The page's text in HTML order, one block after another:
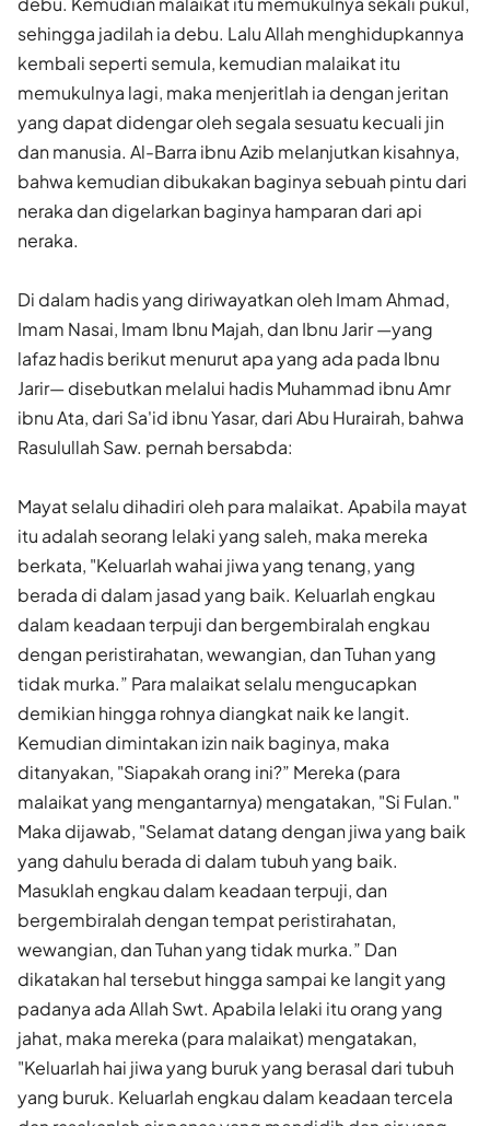
sehingga jadilah ia debu. Lalu Allah menghidupkannya
kembali seperti semula, kemudian malaikat itu
memukulnya lagi, maka menjeritlah ia dengan jeritan
yang dapat didengar oleh segala sesuatu kecuali jin
dan manusia. Al-Barra ibnu Azib melanjutkan kisahnya,
bahwa kemudian dibukakan baginya sebuah pintu dari
neraka dan digelarkan baginya hamparan dari api
neraka.
Di dalam hadis yang diriwayatkan oleh Imam Ahmad,
Imam Nasai, Imam Ibnu Majah, dan Ibnu Jarir —yang
lafaz hadis berikut menurut apa yang ada pada Ibnu
Jarir— disebutkan melalui hadis Muhammad ibnu Amr
ibnu Ata, dari Sa'id ibnu Yasar, dari Abu Hurairah, bahwa
Rasulullah Saw. pernah bersabda:
Mayat selalu dihadiri oleh para malaikat. Apabila mayat
itu adalah seorang lelaki yang saleh, maka mereka
berkata, "Keluarlah wahai jiwa yang tenang, yang
berada di dalam jasad yang baik. Keluarlah engkau
dalam keadaan terpuji dan bergembiralah engkau
dengan peristirahatan, wewangian, dan Tuhan yang
tidak murka.” Para malaikat selalu mengucapkan
demikian hingga rohnya diangkat naik ke langit.
Kemudian dimintakan izin naik baginya, maka
ditanyakan, "Siapakah orang ini?” Mereka (para
malaikat yang mengantarnya) mengatakan, "Si Fulan."
Maka dijawab, "Selamat datang dengan jiwa yang baik
yang dahulu berada di dalam tubuh yang baik.
Masuklah engkau dalam keadaan terpuji, dan
bergembiralah dengan tempat peristirahatan,
wewangian, dan Tuhan yang tidak murka.” Dan
dikatakan hal tersebut hingga sampai ke langit yang
padanya ada Allah Swt. Apabila lelaki itu orang yang
jahat, maka mereka (para malaikat) mengatakan,
"Keluarlah hai jiwa yang buruk yang berasal dari tubuh
yang buruk. Keluarlah engkau dalam keadaan tercela